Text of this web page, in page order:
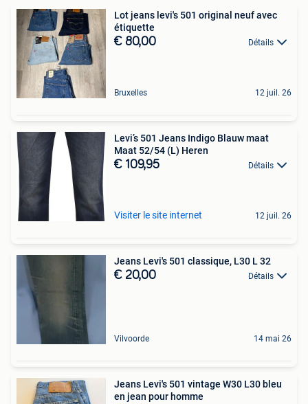
Lot jeans levi's 501 original neuf avec
étiquette
€ 80,00 Détails
Bruxelles 12 juil. 26
Levi’s 501 Jeans Indigo Blauw maat
Maat 52/54 (L) Heren
€ 109,95 Détails
Visiter le site internet 12 juil. 26
Jeans Levi's 501 classique, L30 L 32
€ 20,00 Détails
Vilvoorde 14 mai 26
Jeans Levi's 501 vintage W30 L30 bleu
en jean pour homme